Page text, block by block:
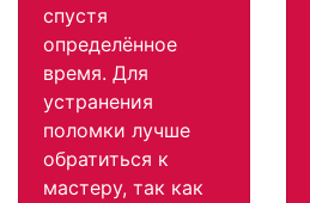
спустя
определённое
время. Для
устранения
поломки лучше
обратиться к
мастеру, так как